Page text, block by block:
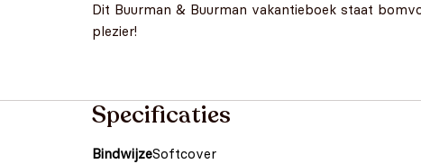
Dit Buurman & Buurman vakantieboek staat
plezier!
Specificaties
BindwijzeSoftcover